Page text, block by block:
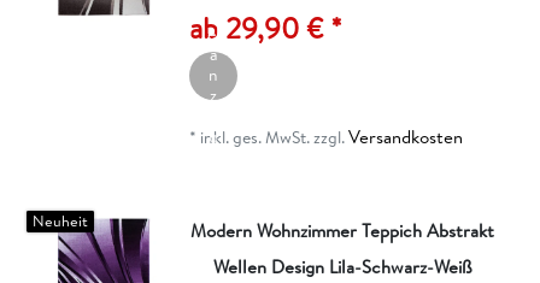
ab 29,90 € *
ik
el
a
n
z
g
* inkl. ges. MwSt.zzgl.Versandkosten
Neuheit
Modern Wohnzimmer Teppich Abstrakt
Wellen Design Lila-Schwarz-Weiß